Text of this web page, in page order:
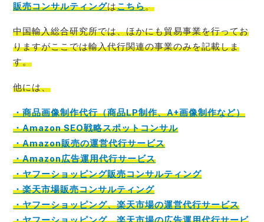
販売コンサルティングはこちら。
中国輸入総合研究所では、ほかにも貿易事業を行ってお
りますがここでは輸入代行関連の事業のみを記載しま
す。
他には、
・商品画像制作代行（商品LP制作、A+画像制作など）
・Amazon SEO戦略スポットコンサル
・Amazon販売の運営代行サービス
・Amazon広告運用代行サービス
・ヤフーショッピング販売コンサルティング
・楽天市場販売コンサルティング
・ヤフーショッピング、楽天市場の運営代行サービス
・ヤフーショッピング、楽天市場の広告運用代行サービ